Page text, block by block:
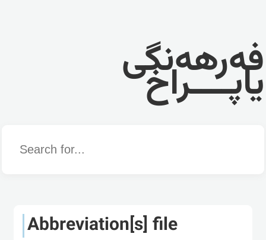
فەرهەنگی
یاپــــراخ
Word
Abbreviation[s] file